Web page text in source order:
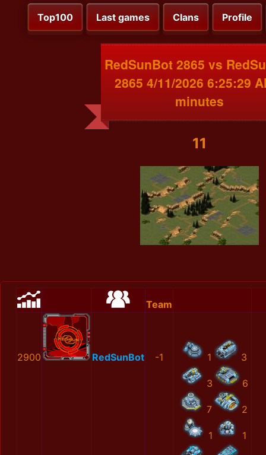
Top100 Last games Clans Profile
RedSunBot 2865 vs
2865 4/11/2026 6:25:29
minutes
11
Team
2900 RedSunBot -1 1 3
3 6
7 2
1 1